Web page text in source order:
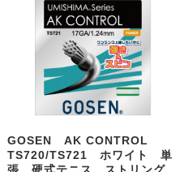
GOSEN AK CONTROL
TS720/TS721 ホワイト 単